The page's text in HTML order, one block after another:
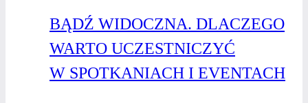
BĄDŹ WIDOCZNA. DLACZEGO
WARTO UCZESTNICZYĆ
W SPOTKANIACH I EVENTACH